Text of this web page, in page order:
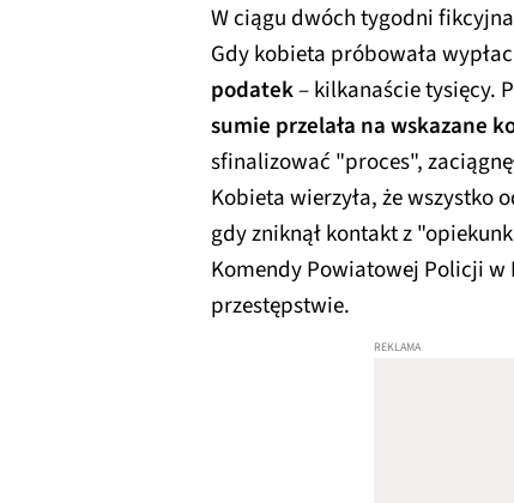
W ciągu dwóch tygodni
Gdy kobieta próbowała
podatek– kilkanaście tysięcy.
sumie przelała na wskazane
sfinalizować "proces",
Kobieta wierzyła, że wszystko
gdy zniknął kontakt z
Komendy Powiatowej Policji w
przestępstwie.